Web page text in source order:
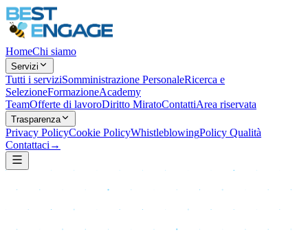
HomeChi siamo
Servizi
Tutti i serviziSomministrazione PersonaleRicerca e
SelezioneFormazioneAcademy
TeamOfferte di lavoroDiritto MiratoContattiArea riservata
Trasparenza
Privacy PolicyCookie PolicyWhistleblowingPolicy Qualità
Contattaci →